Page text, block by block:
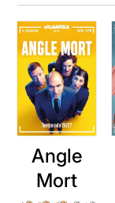
Angle
Mort